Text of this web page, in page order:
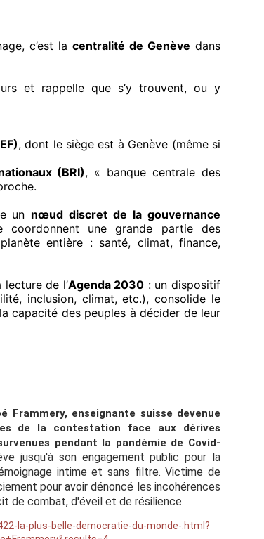
c’est la centralité de Genève dans
et rappelle que s’y trouvent, ou y
, dont le siège est à Genève (même si
(BRI), « banque centrale des
un nœud discret de la gouvernance
une grande partie des
entière : santé, climat, finance,
de l’Agenda 2030 : un dispositif
inclusion, climat, etc.), consolide le
capacité des peuples à décider de leur
Frammery, enseignante suisse devenue
de la contestation face aux dérives
pendant la pandémie de Covid-
jusqu'à son engagement public pour la
intime et sans filtre. Victime de
pour avoir dénoncé les incohérences
de combat, d'éveil et de résilience.
la-plus-belle-democratie-du-monde-.html?